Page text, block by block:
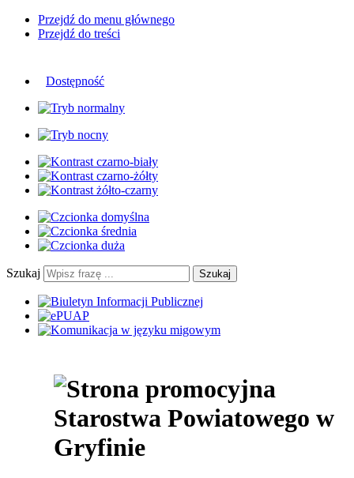
Przejdź do menu głównego
Przejdź do treści
Dostępność
Szukaj Szukaj